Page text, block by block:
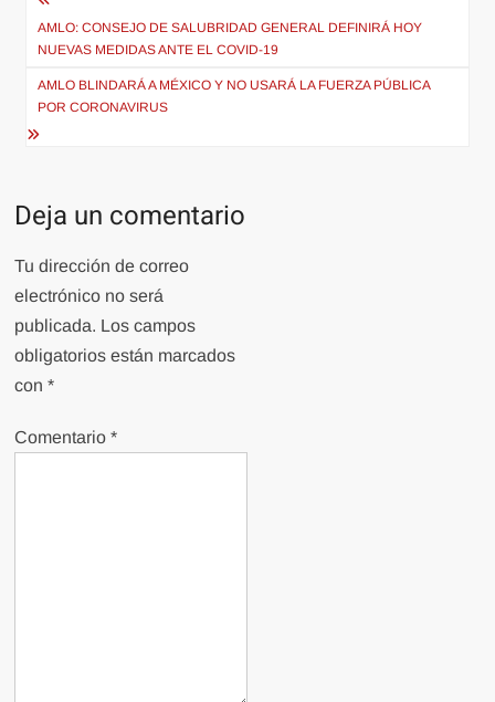
de
entradas
AMLO: CONSEJO DE SALUBRIDAD GENERAL DEFINIRÁ HOY
NUEVAS MEDIDAS ANTE EL COVID-19
AMLO BLINDARÁ A MÉXICO Y NO USARÁ LA FUERZA PÚBLICA
POR CORONAVIRUS
Deja un comentario
Tu dirección de correo
electrónico no será
publicada. Los campos
obligatorios están marcados
con*
Comentario*